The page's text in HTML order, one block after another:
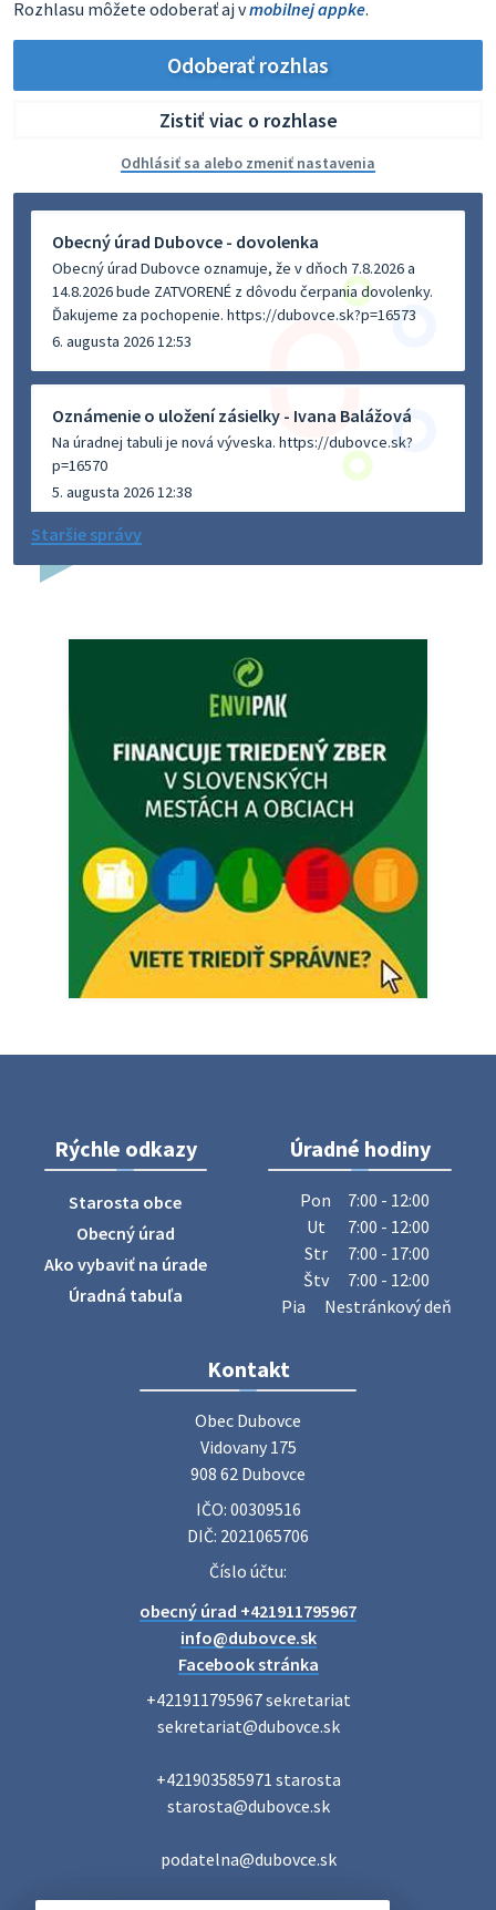
Rozhlasu môžete odoberať aj vmobilnej appke.
Odoberať rozhlas
Zistiť viac o rozhlase
Odhlásiť sa alebo zmeniť nastavenia
Obecný úrad Dubovce - dovolenka
Obecný úrad Dubovce oznamuje, že v dňoch 7.8.2026 a
14.8.2026 bude ZATVORENÉ z dôvodu čerpania dovolenky.
Ďakujeme za pochopenie. https://dubovce.sk?p=16573
6. augusta 2026 12:53
Oznámenie o uložení zásielky - Ivana Balážová
Na úradnej tabuli je nová výveska. https://dubovce.sk?
p=16570
5. augusta 2026 12:38
Dovolenka - MUDr. Marián Sivoň
budeZATVORENÁ z dôvodu čerpania dovolenky. Akútne
prípady bude riešiť MUDr.Fisch…
Zajtrajší zvoz odpadu
Vážený občan, zajtra 5. 8. sa bude zvážať komunálny odpad.
4. augusta 2026 15:30
Dnešný zvoz odpadu
Vážený občan, dnes 5. 8. sa zváža komunálny odpad.
5. augusta 2026 05:00
ZBER ŽELEZA
Obecný úrad oznamuje občanom, že v stredu 29. júla 2026
sa v našej obci uskutoční zber železa. Pracovníci Obecného
úradu budú od 8.00 hod. prechádzať obcou a zbierať
železný odpad …
27. júla 2026 06:31
Zájazd do Veľkého Medera
Základná organizácia Únie žien Slovenska Dubovce
srdečne pozýva svoje členky, ich rodinných príslušníkov aj
priateľov na jednodňový zájazd na termálne kúpalisko
Poradne komplexnej pomoci
diskrétne komplexné odborné poradenstvo. Tím
odborníkov Vám pomôžte nájsť riešenie v piatich kľúčových
oblastiach: právo rodina a v…
Voľby do orgánov samosprávnych krajov 2026 V obci
miestnosti je na adrese: Vidovany 175, 908 62 Dubovce –
22. júla 2026 07:23
Staršie správy
Rýchle odkazy
Starosta obce
Obecný úrad
Ako vybaviť na úrade
Úradná tabuľa
Úradné hodiny
Pon
7:00 - 12:00
Ut
7:00 - 12:00
Str
7:00 - 17:00
Štv
7:00 - 12:00
Pia
Nestránkový deň
Kontakt
Obec Dubovce
Vidovany 175
908 62 Dubovce
IČO: 00309516
DIČ: 2021065706
Číslo účtu:
obecný úrad +421911795967
info@dubovce.sk
Facebook stránka
+421911795967 sekretariat
sekretariat@dubovce.sk
+421903585971 starosta
starosta@dubovce.sk
podatelna@dubovce.sk